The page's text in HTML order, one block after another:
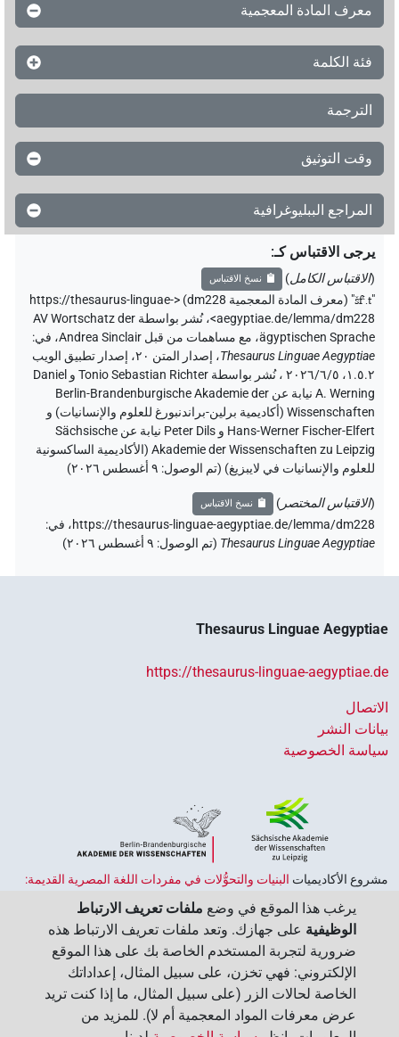
معرف المادة المعجمية
فئة الكلمة
الترجمة
وقت التوثيق
المراجع الببليوغرافية
يرجى الاقتباس كـ:
(الاقتباس الكامل) نسخ الاقتباس
"
šfꜥ.t
"
(معرف المادة المعجمية dm228) <https://thesaurus-linguae-
aegyptiae.de/lemma/dm228> ،
نُشر بواسطة AV Wortschatz der
ägyptischen Sprache، مع مساهمات من قبل Andrea Sinclair، في:
Thesaurus Linguae Aegyptiae،
إصدار المتن ٢٠، إصدار تطبيق الويب
۱.٥.٢، ٢٠٢٦/٦/٥ ، نُشر بواسطة Tonio Sebastian Richter و Daniel
A. Werning نيابة عن Berlin-Brandenburgische Akademie der
Wissenschaften (أكاديمية برلين-براندنبورغ للعلوم والإنسانيات) و
Hans-Werner Fischer-Elfert و Peter Dils نيابة عن Sächsische
Akademie der Wissenschaften zu Leipzig (الأكاديمية الساكسونية
للعلوم والإنسانيات في لايبزيغ) (تم الوصول: ٩ أغسطس ٢٠٢٦ )
(الاقتباس المختصر ) نسخ الاقتباس
https://thesaurus-linguae-aegyptiae.de/lemma/dm228، في:
Thesaurus Linguae Aegyptiae
(تم الوصول: ٩ أغسطس ٢٠٢٦ )
Thesaurus Linguae Aegyptiae
https://thesaurus-linguae-aegyptiae.de
الاتصال
بيانات النشر
سياسة الخصوصية
مشروع الأكاديميات ‏ البنيات والتحوُّلات في مفردات اللغة المصرية القديمة:
الممول من قبل الحكومة الاتحادية وحكومات الولايات بجمهورية ألمانيا
الاتحادية، وهو يهدف إلى الحفاظ على تراثنا الثقافي واسترجاعه واستكشافه.
يُنسَّق البرنامج من قِبلاتحاد الأكاديميات الألمانية للعلوم والإنسانيات‏.
يرغب هذا الموقع في وضع ملفات تعريف الارتباط
الوظيفية على جهازك. وتعد ملفات تعريف الارتباط هذه
ضرورية لتجربة المستخدم الخاصة بك على هذا الموقع
الإلكتروني: فهي تخزن، على سبيل المثال، إعداداتك
الخاصة لحالات الزر (على سبيل المثال، ما إذا كنت تريد
عرض معرفات المواد المعجمية أم لا). للمزيد من